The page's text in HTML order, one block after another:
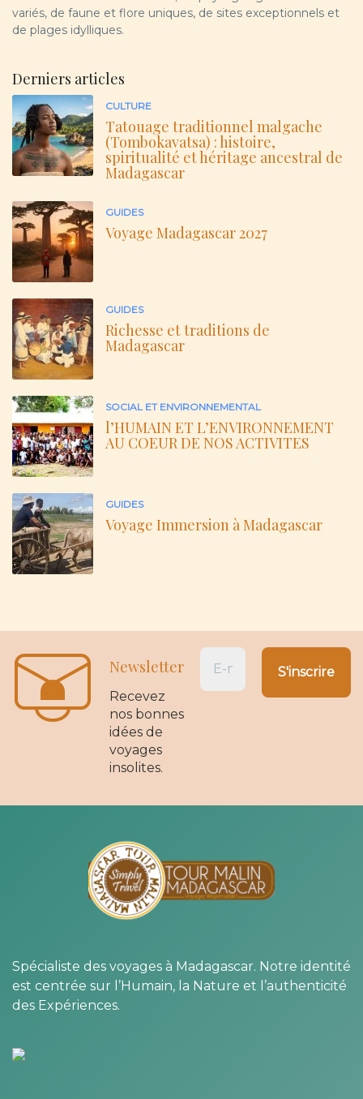
variés, de faune et flore uniques, de sites exceptionnels et
de plages idylliques.
Derniers articles
CULTURE
Tatouage traditionnel malgache
(Tombokavatsa) : histoire,
spiritualité et héritage ancestral de
Madagascar
GUIDES
Voyage Madagascar 2027
GUIDES
Richesse et traditions de
Madagascar
SOCIAL ET ENVIRONNEMENTAL
l’HUMAIN ET L’ENVIRONNEMENT
AU COEUR DE NOS ACTIVITES
GUIDES
Voyage Immersion à Madagascar
Newsletter
Recevez
nos bonnes
idées de
voyages
insolites.
Spécialiste des voyages à Madagascar. Notre identité
est centrée sur l’Humain, la Nature et l’authenticité
des Expériences.